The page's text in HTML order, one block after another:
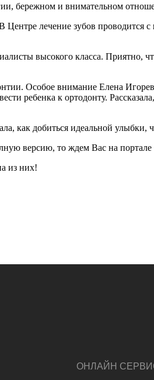
бережном и внимательном
лечение зубов проводится
высокого класса. Приятно,
Особое внимание Елена
ребенка к ортодонту.
как добиться идеальной улыбки,
версию, то ждем Вас на портале
из них!
ОНЛАЙН